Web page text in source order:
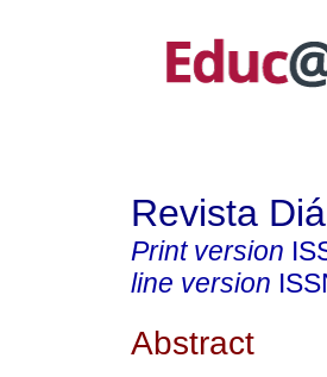
Revista
Print version
line version
Abstract